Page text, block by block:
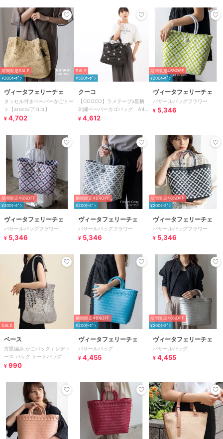
期間限定SALE
¥200ｸｰﾎﾟﾝ
ヴィータフェリーチェ
タッセル付きペーパーかごトー
ト【aroco/アロコ】
¥ 4,702
SALE
¥500ｸｰﾎﾟﾝ
クーコ
【COOCO】ラメテープx星柄
刺繍ペーパーカゴバッグ A4
収納可能 2026新作
¥ 4,612
期間限定46%OFF
¥200ｸｰﾎﾟﾝ
ヴィータフェリーチェ
パサールバッグフラワー
¥ 5,346
期間限定46%OFF
¥200ｸｰﾎﾟﾝ
ヴィータフェリーチェ
パサールバッグフラワー
¥ 5,346
期間限定46%OFF
¥200ｸｰﾎﾟﾝ
ヴィータフェリーチェ
パサールバッグフラワー
¥ 5,346
期間限定46%OFF
¥200ｸｰﾎﾟﾝ
ヴィータフェリーチェ
パサールバッグフラワー
¥ 5,346
SALE
ベース
方眼編み かごバッグ / レディ
ース バッグ トートバッグ
¥ 990
期間限定46%OFF
¥200ｸｰﾎﾟﾝ
ヴィータフェリーチェ
パサールバッグ
¥ 4,455
期間限定46%OFF
¥200ｸｰﾎﾟﾝ
ヴィータフェリーチェ
パサールバッグ
¥ 4,455